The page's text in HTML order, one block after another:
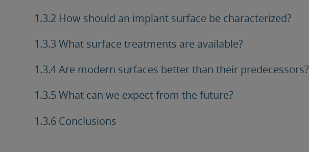
1.3.2 How should an implant surface be characterized?
1.3.3 What surface treatments are available?
1.3.4 Are modern surfaces better than their predecessors?
1.3.5 What can we expect from the future?
1.3.6 Conclusions